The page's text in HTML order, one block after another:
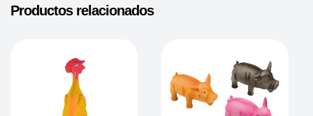
Productos relacionados